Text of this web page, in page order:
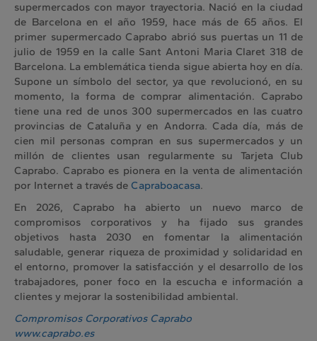
supermercados con mayor trayectoria. Nació en la ciudad
de Barcelona en el año 1959, hace más de 65 años. El
primer supermercado Caprabo abrió sus puertas un 11 de
julio de 1959 en la calle Sant Antoni Maria Claret 318 de
Barcelona. La emblemática tienda sigue abierta hoy en día.
Supone un símbolo del sector, ya que revolucionó, en su
momento, la forma de comprar alimentación. Caprabo
tiene una red de unos 300 supermercados en las cuatro
provincias de Cataluña y en Andorra. Cada día, más de
cien mil personas compran en sus supermercados y un
millón de clientes usan regularmente su Tarjeta Club
Caprabo. Caprabo es pionera en la venta de alimentación
por Internet a través de Capraboacasa.
En 2026, Caprabo ha abierto un nuevo marco de
compromisos corporativos y ha fijado sus grandes
objetivos hasta 2030 en fomentar la alimentación
saludable, generar riqueza de proximidad y solidaridad en
el entorno, promover la satisfacción y el desarrollo de los
trabajadores, poner foco en la escucha e información a
clientes y mejorar la sostenibilidad ambiental.
Compromisos Corporativos Caprabo
www.caprabo.es